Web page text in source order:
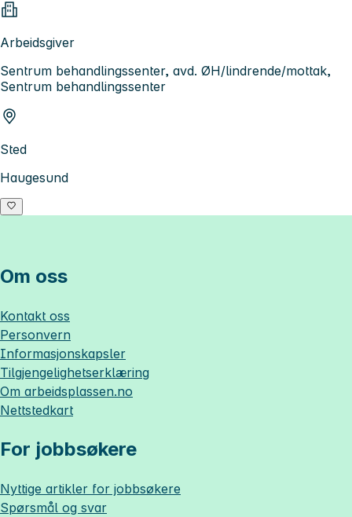
Arbeidsgiver
Sentrum behandlingssenter, avd. ØH/lindrende/mottak,
Sentrum behandlingssenter
Sted
Haugesund
Om oss
Kontakt oss
Personvern
Informasjonskapsler
Tilgjengelighetserklæring
Om arbeidsplassen.no
Nettstedkart
For jobbsøkere
Nyttige artikler for jobbsøkere
Spørsmål og svar